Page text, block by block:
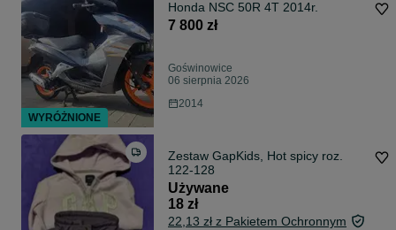
Honda NSC 50R 4T 2014r.
7 800 zł
Goświnowice
06 sierpnia 2026
2014
Zestaw GapKids, Hot spicy roz.
122-128
Używane
18 zł
22,13 zł z Pakietem Ochronnym
WYRÓŻNIONE